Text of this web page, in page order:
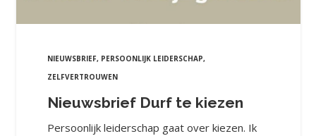
NIEUWSBRIEF, PERSOONLIJK LEIDERSCHAP,
ZELFVERTROUWEN
Nieuwsbrief Durf te kiezen
Persoonlijk leiderschap gaat over kiezen. Ik